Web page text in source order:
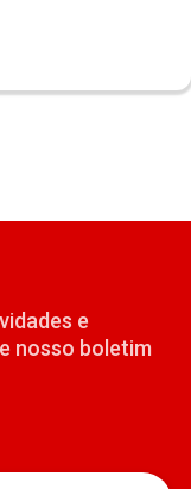
e
nosso boletim